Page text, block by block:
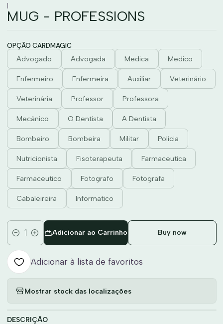
|
MUG - PROFESSIONS
OPÇÃO CARDMAGIC
Advogado Advogada Medica Medico
Enfermeiro Enfermeira Auxiliar Veterinário
Veterinária Professor Professora
Mecânico O Dentista A Dentista
Bombeiro Bombeira Militar Policia
Nutricionista Fisoterapeuta Farmaceutica
Farmaceutico Fotografo Fotografa
Cabaleireira Informatico
Quantidade
Adicionar ao Carrinho Buy now
Adicionar à lista de favoritos
Mostrar stock das localizações
DESCRIÇÃO